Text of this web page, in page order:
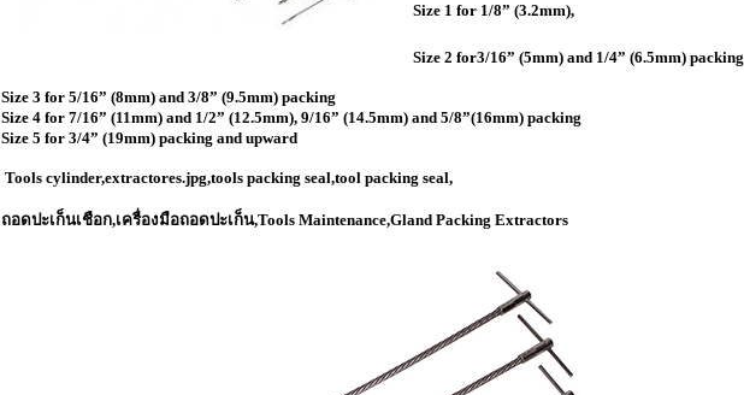
Size 1 for 1/8” (3.2mm),
Size 2 for3/16” (5mm) and 1/4” (6.5mm) packing
Size 3 for 5/16” (8mm) and 3/8” (9.5mm) packing
Size 4 for 7/16” (11mm) and 1/2” (12.5mm), 9/16” (14.5mm) and 5/8”(16mm) packing
Size 5 for 3/4” (19mm) packing and upward
Tools cylinder,extractores.jpg,tools packing seal,tool packing seal,
ถอดปะเก็นเชือก,เครื่องมือถอดปะเก็น,Tools Maintenance,Gland Packing Extractors